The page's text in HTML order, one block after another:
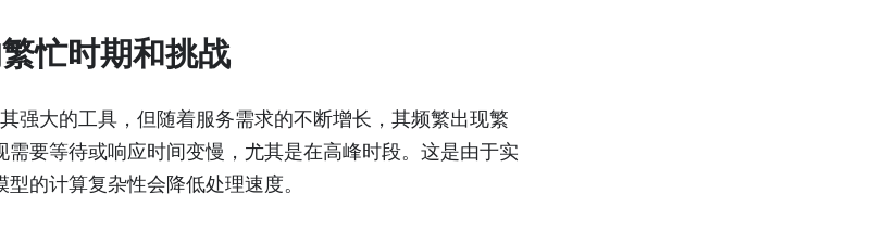
忙时期和挑战
其强大的工具，但随着服务需求的不断增长，其频繁出现繁
要等待或响应时间变慢，尤其是在高峰时段。这是由于实
的计算复杂性会降低处理速度。